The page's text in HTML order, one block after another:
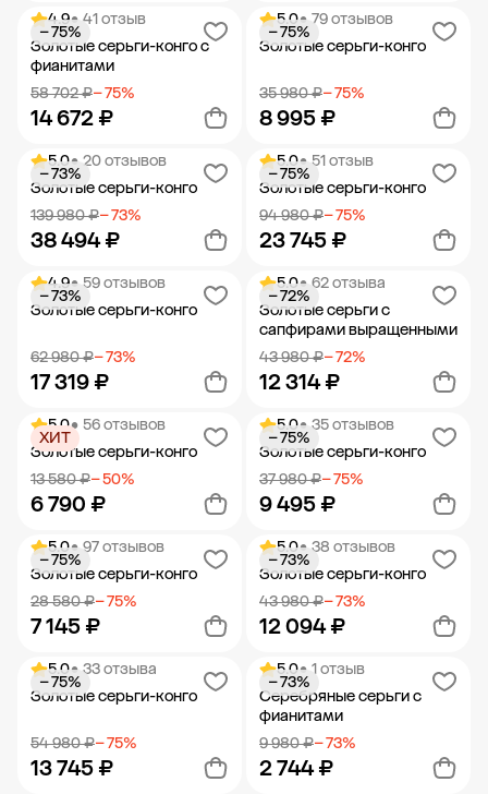
Добавить в корзину Добавить в корзину
4.9• 41 отзыв
Золотые серьги-конго с
фианитами
58 702 ₽− 75%
14 672 ₽
− 75%
Добавить в корзину
5.0• 79 отзывов
Золотые серьги-конго
35 980 ₽− 75%
8 995 ₽
− 75%
Добавить в корзину
5.0• 20 отзывов
Золотые серьги-конго
139 980 ₽− 73%
38 494 ₽
− 73%
Добавить в корзину
5.0• 51 отзыв
Золотые серьги-конго
94 980 ₽− 75%
23 745 ₽
− 75%
Добавить в корзину
4.9• 59 отзывов
Золотые серьги-конго
62 980 ₽− 73%
17 319 ₽
− 73%
Добавить в корзину
5.0• 62 отзыва
Золотые серьги с
сапфирами выращенными
43 980 ₽− 72%
12 314 ₽
− 72%
Добавить в корзину
5.0• 56 отзывов
Золотые серьги-конго
13 580 ₽− 50%
6 790 ₽
ХИТ
Добавить в корзину
5.0• 35 отзывов
Золотые серьги-конго
37 980 ₽− 75%
9 495 ₽
− 75%
Добавить в корзину
5.0• 97 отзывов
Золотые серьги-конго
28 580 ₽− 75%
7 145 ₽
− 75%
Добавить в корзину
5.0• 38 отзывов
Золотые серьги-конго
43 980 ₽− 73%
12 094 ₽
− 73%
Добавить в корзину
5.0• 33 отзыва
Золотые серьги-конго
54 980 ₽− 75%
13 745 ₽
− 75%
5.0• 1 отзыв
Серебряные серьги с
фианитами
9 980 ₽− 73%
2 744 ₽
− 73%